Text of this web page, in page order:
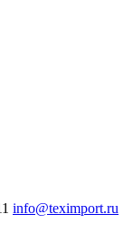
info@teximport.ru